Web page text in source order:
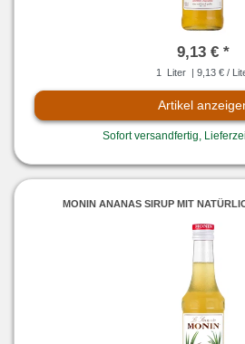
9,13 € *
1 Liter | 9,13 € /
Artikel
Sofort versandfertig,
MONIN ANANAS SIRUP MIT